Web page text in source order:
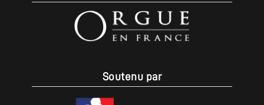
Soutenu par